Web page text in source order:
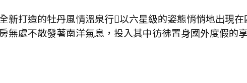
打造的牡丹風情溫泉行以六星級的姿態悄悄地出現
處不散發著南洋氣息，投入其中彷彿置身國外度假的